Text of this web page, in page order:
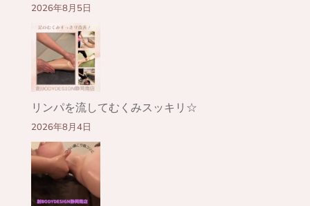
2026年8月5日
リンパを流してむくみスッキリ☆
2026年8月4日